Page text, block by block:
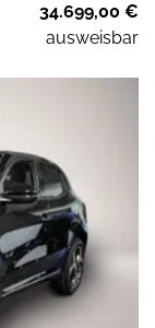
34.699,00 €
ausweisbar